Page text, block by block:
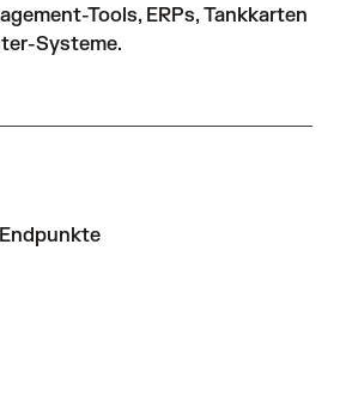
Tools, ERPs, Tankkarten
Systeme.